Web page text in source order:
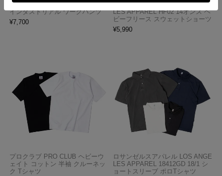
レッドキャップ REDKAP #PT20
インダストリアル ワークパンツ
¥7,700
ロサンゼルスアパレル LOSANGE
LES APPAREL HF02 14オンス ヘ
ビーフリース スウェットショーツ
¥5,990
プロクラブ PRO CLUB ヘビーウ
ェイト コットン 半袖 クルーネッ
ク Tシャツ
ロサンゼルスアパレル LOS ANGE
LES APPAREL 18412GD 18/1 シ
ョートスリーブ ポロTシャツ